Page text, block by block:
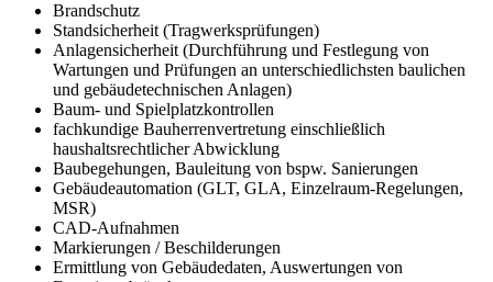
Brandschutz
Standsicherheit (Tragwerksprüfungen)
Anlagensicherheit (Durchführung und Festlegung von
Wartungen und Prüfungen an unterschiedlichsten baulichen
und gebäudetechnischen Anlagen)
Baum- und Spielplatzkontrollen
fachkundige Bauherrenvertretung einschließlich
haushaltsrechtlicher Abwicklung
Baubegehungen, Bauleitung von bspw. Sanierungen
Gebäudeautomation (GLT, GLA, Einzelraum-Regelungen,
MSR)
CAD-Aufnahmen
Markierungen / Beschilderungen
Ermittlung von Gebäudedaten, Auswertungen von